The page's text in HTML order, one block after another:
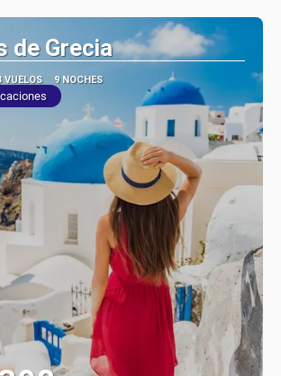
de Grecia
VUELOS 9 NOCHES